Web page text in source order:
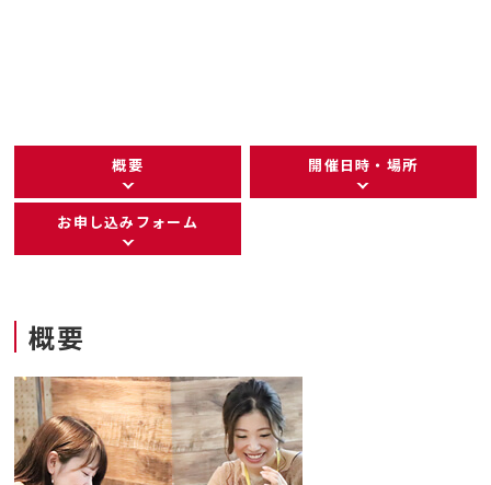
概要 開催日時・場所
お申し込みフォーム
概要